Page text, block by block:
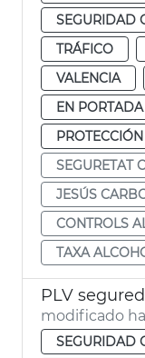
SEGURIDAD
TRÁFICO
VALENCIA
EN
SEGURETAT
JESÚS
CONTROLS
TAXA
modificado
SEGURIDAD